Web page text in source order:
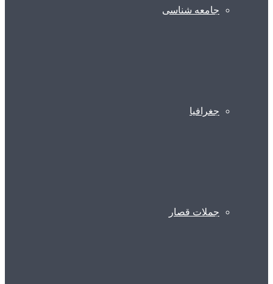
جامعه شناسی
جغرافیا
جملات قصار